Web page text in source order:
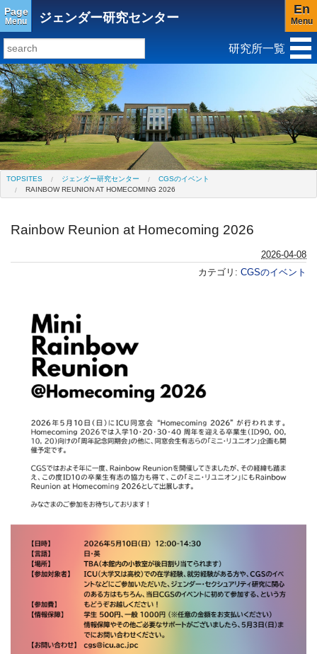
Page
Menu ジェンダー研究センター
En
Menu
研究所トップ 教育研究所
キリスト教と文化研究所 アジア文化研究所
平和研究所 ジェンダー研究センター
研究所一覧
TOPSITES ジェンダー研究センター
CGSのイベント
RAINBOW REUNION AT HOMECOMING 2026
Rainbow Reunion at Homecoming 2026
2026-04-08
カテゴリ: CGSのイベント